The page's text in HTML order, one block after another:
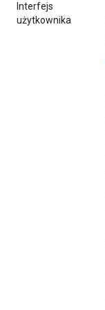
Interfejs
użytkownika